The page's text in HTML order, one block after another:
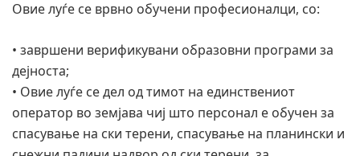
Овие луѓе се врвно обучени професионалци, со:
• завршени верификувани образовни програми за
дејноста;
• Овие луѓе се дел од тимот на единствениот
оператор во земјава чиј што персонал е обучен за
спасување на ски терени, спасување на планински и